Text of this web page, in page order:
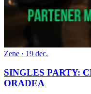
Zene · 19 dec.
SINGLES PARTY:
ORADEA